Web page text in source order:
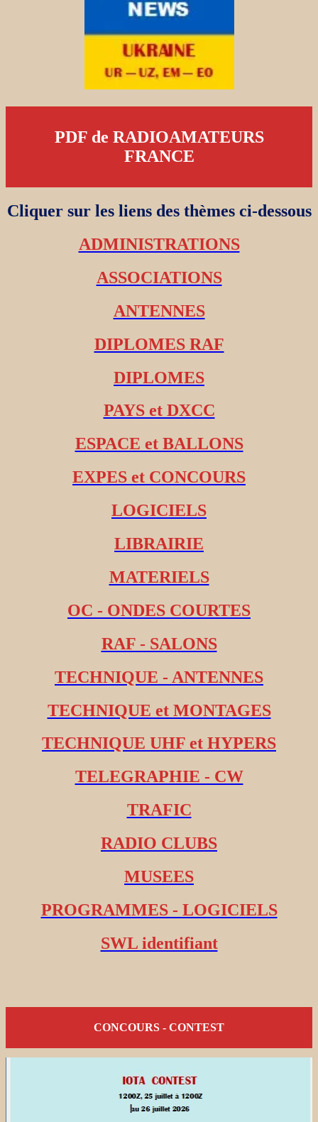
PDF de RADIOAMATEURS
FRANCE
Cliquer sur les liens des thèmes ci-dessous
ADMINISTRATIONS
ASSOCIATIONS
ANTENNES
DIPLOMES RAF
DIPLOMES
PAYS et DXCC
ESPACE et BALLONS
EXPES et CONCOURS
LOGICIELS
LIBRAIRIE
MATERIELS
OC - ONDES COURTES
RAF - SALONS
TECHNIQUE - ANTENNES
TECHNIQUE et MONTAGES
TECHNIQUE UHF et HYPERS
TELEGRAPHIE - CW
TRAFIC
RADIO CLUBS
MUSEES
PROGRAMMES - LOGICIELS
SWL identifiant
CONCOURS - CONTEST